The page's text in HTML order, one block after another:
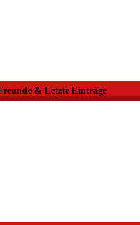
& Letzte Einträge